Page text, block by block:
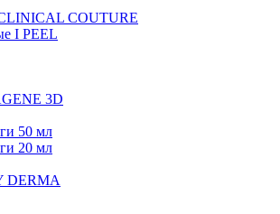
COUTURE
I PEEL
3D
50 мл
20 мл
DERMA